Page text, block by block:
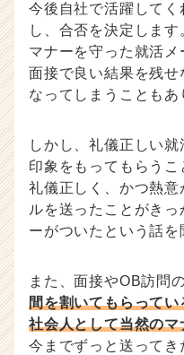
今後自社で活躍して
し、合否を決定します
マナーを守った就活
面接で良い結果を残
なってしまうこともあ
しかし、礼儀正しい
印象をもってもらうこ
礼儀正しく、かつ熱
ルを送ったことがき
ーがついたという話を
また、面接やOB訪問
間を割いてもらって
社会人として当然のマ
今までずっと送って